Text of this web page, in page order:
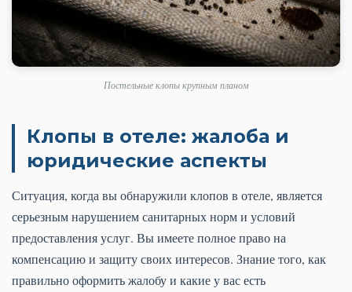
Постельные клопы крупным планом
Клопы в отеле: жалоба и
юридические аспекты
Ситуация, когда вы обнаружили клопов в отеле, является
серьезным нарушением санитарных норм и условий
предоставления услуг. Вы имеете полное право на
компенсацию и защиту своих интересов. Знание того, как
правильно оформить жалобу и какие у вас есть